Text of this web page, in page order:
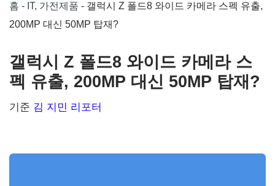
로
건
뛰
기
홈 - IT, 가전제품 - 갤럭시 Z 폴드8 와이드 카메라 스펙 유출,
200MP 대신 50MP 탑재?
갤럭시 Z 폴드8 와이드 카메라 스
펙 유출, 200MP 대신 50MP 탑재?
기준 김 지민 리포터